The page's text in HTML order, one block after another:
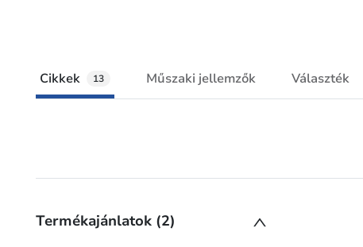
Cikkek 13 Műszaki jellemzők Választék
Termékajánlatok (2)